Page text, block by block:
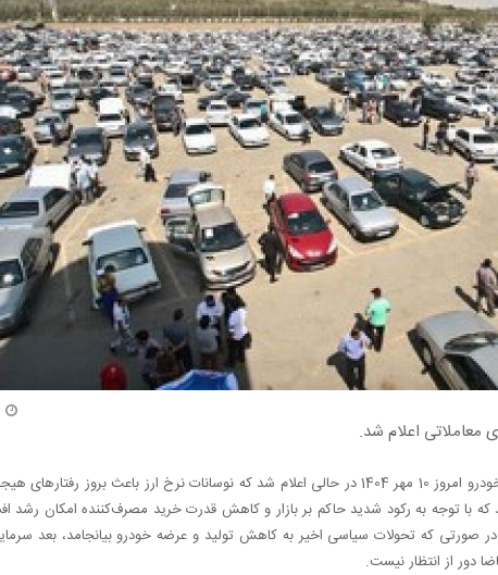
به نقل از تجارت نیوز، قیمت خودرو امروز 10 مهر 1404 در حالی اعلام شد که نوسانات نرخ ارز باعث بروز
با توجه به رکود شدید حاکم بر بازار و کاهش قدرت خرید مصرف‌کننده امکان رشد
در صورتی که تحولات سیاسی اخیر به کاهش تولید و عرضه خودرو بیانجامد، بعد
دور از انتظار نیست.